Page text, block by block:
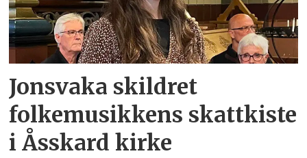
Jonsvaka skildret
folkemusikkens skattkiste
i Åsskard kirke